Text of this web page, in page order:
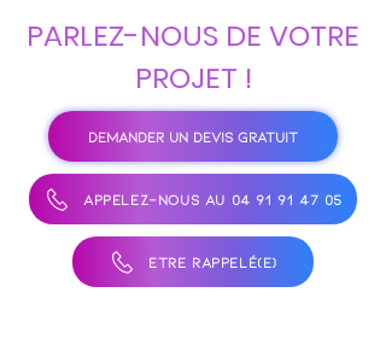
PARLEZ-NOUS DE VOTRE
PROJET !
DEMANDER UN DEVIS GRATUIT
APPELEZ-NOUS AU 04 91 91 47 05
ÊTRE RAPPELÉ(E)